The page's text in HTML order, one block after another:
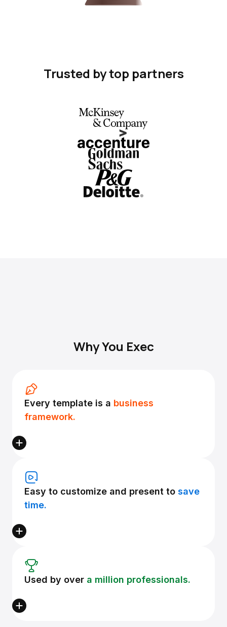
Trusted by top partners
Why You Exec
Every template is a business
framework.
Easy to customize and present to save
time.
Used by over a million professionals.